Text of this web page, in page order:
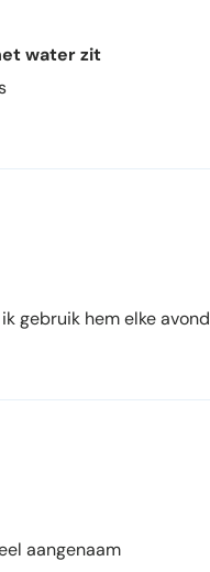
water zit
gebruik hem elke avond
aangenaam